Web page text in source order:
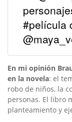
#película
En mi opinión
en la novela: el
robo de niños, la
personas. El libro
planteamiento y